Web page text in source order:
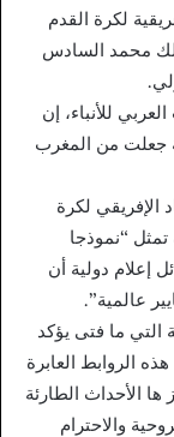
لكرة القدم
الملك محمد السادس
للأنباء، إن
جعلت من المغرب
الإفريقي لكرة
تمثل “نموذجا
إعلام دولية أن
عالمية”.
التي ما فتى يؤكد
الروابط العابرة
الأحداث الطارئة
والاحترام